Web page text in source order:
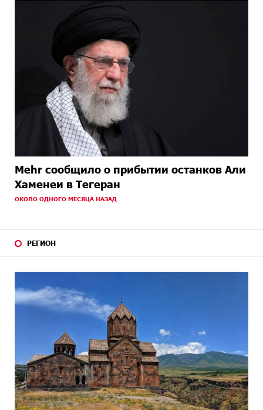
Mehr сообщило о прибытии останков Али
Хаменеи в Тегеран
ОКОЛО ОДНОГО МЕСЯЦА НАЗАД
РЕГИОН